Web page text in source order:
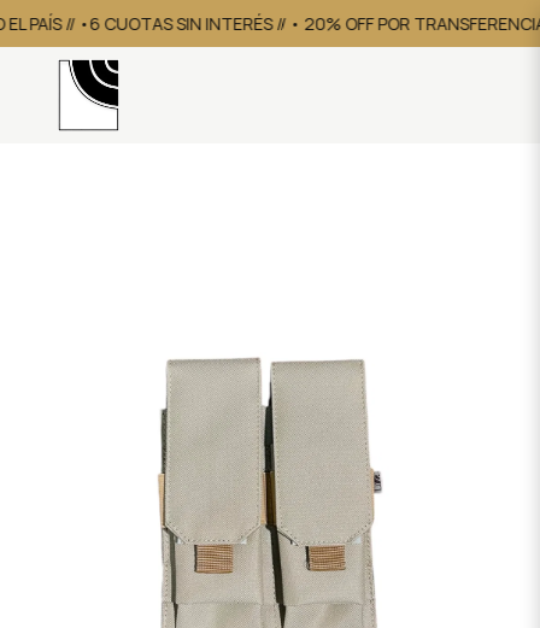
PAÍS // •6 CUOTAS SIN INTERÉS // • 20% OFF POR TRANSFERENCIA